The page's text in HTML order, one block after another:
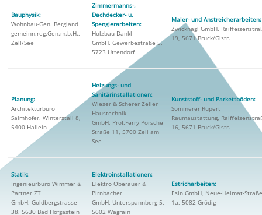
Bauphysik:
Wohnbau-Gen. Bergland
gemeinn.reg.Gen.m.b.H.,
Zell/See
Zimmermanns-,
Dachdecker- u.
Spenglerarbeiten:
Holzbau Dankl
GmbH, Gewerbestraße 5,
5723 Uttendorf
Maler- und Anstreicherarbeiten:
Zwicknagl GmbH,
19, 5671 Bruck/Glstr.
Planung:
Architekturbüro
Salmhofer. Winterstall 8,
5400 Hallein
Heizungs- und
Sanitärinstallationen:
Wieser & Scherer Zeller
Haustechnik
GmbH, Prof.Ferry Porsche
Straße 11, 5700 Zell am
See
Kunststoff- und Parkettböden:
Sommerer Rupert
Raumaustattung,
16, 5671 Bruck/Glstr.
Statik:
Ingenieurbüro Wimmer &
Partner ZT
GmbH, Goldbergstrasse
38, 5630 Bad Hofgastein
Elektroinstallationen:
Elektro Oberauer &
Pirnbacher
GmbH, Unterspannberg 5,
5602 Wagrain
Estricharbeiten:
Esin GmbH, Neue-Heimat-
1a, 5082 Grödig